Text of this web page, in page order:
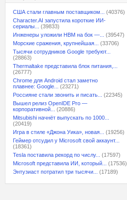
США стали главным поставщиком...
(40376)
Character.AI запустила короткие ИИ-
сериалы...
(39833)
Инженеры уложили HBM на бок —...
(39547)
Морские сражения, крупнейшая...
(33706)
Тысячи сотрудников Google требуют...
(28863)
Thermaltake представила блок питания,...
(26777)
Chrome для Android стал заметно
плавнее: Google...
(23271)
Россияне стали звонить и писать...
(22345)
Вышел релиз OpenIDE Pro —
корпоративной...
(20886)
Mitsubishi начнёт выпускать по 1000...
(20419)
Игра в стиле «Джона Уика», новая...
(19256)
Геймер отсудил у Microsoft свой аккаунт...
(18361)
Tesla поставила рекорд по числу...
(17597)
Microsoft представила ИИ, который...
(17536)
Энтузиаст потратил три тысячи...
(17189)